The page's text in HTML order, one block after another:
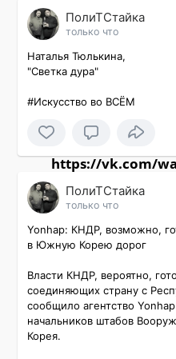
ПолиТСтайка
только что
Наталья Тюлькина,
"Светка дура"
#Искусство во ВСЁМ
https://vk.com/
ПолиТСтайка
только что
Yonhap: КНДР, возможно,
в Южную Корею дорог
Власти КНДР, вероятно,
соединяющих страну с
сообщило агентство
начальников штабов
Корея.